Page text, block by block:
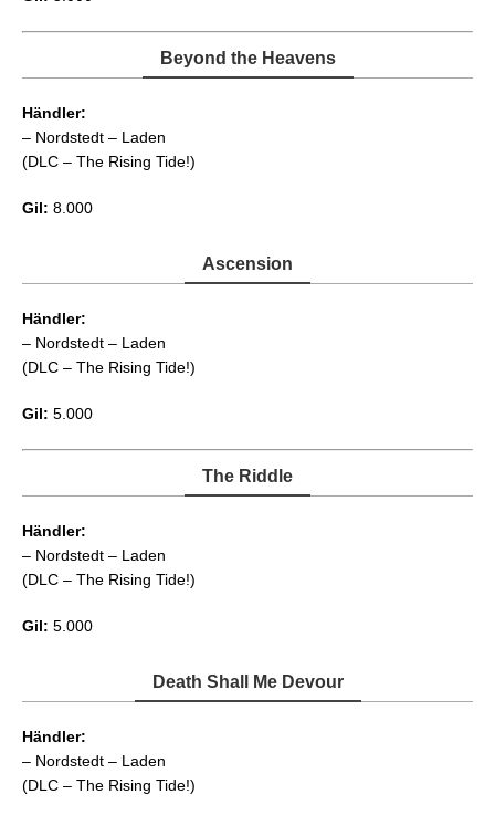
Beyond the Heavens
Händler:
– Nordstedt – Laden
(DLC – The Rising Tide!)
Gil: 8.000
Ascension
Händler:
– Nordstedt – Laden
(DLC – The Rising Tide!)
Gil: 5.000
The Riddle
Händler:
– Nordstedt – Laden
(DLC – The Rising Tide!)
Gil: 5.000
Death Shall Me Devour
Händler:
– Nordstedt – Laden
(DLC – The Rising Tide!)